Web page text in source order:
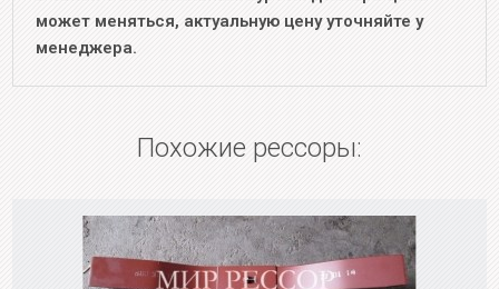
может меняться, актуальную цену уточняйте у
менеджера.
Похожие рессоры: